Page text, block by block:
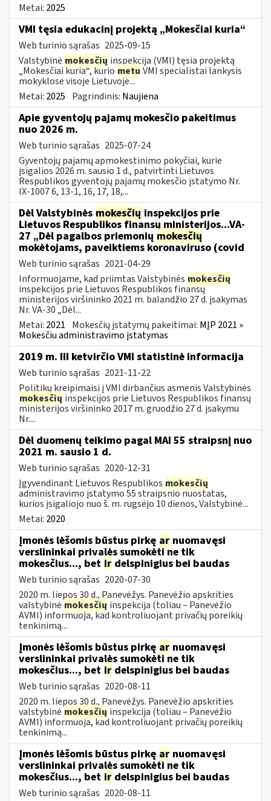
Metai: 2025
VMI tęsia edukacinį projektą „Mokesčiai kuria“
Web turinio sąrašas 2025-09-15
Valstybinė mokesčių inspekcija (VMI) tęsia projektą
„Mokesčiai kuria“, kurio metu VMI specialistai lankysis
mokyklose visoje Lietuvoje...
Metai: 2025 Pagrindinis: Naujiena
Apie gyventojų pajamų mokesčio pakeitimus
nuo 2026 m.
Web turinio sąrašas 2025-07-24
Gyventojų pajamų apmokestinimo pokyčiai, kurie
įsigalios 2026 m. sausio 1 d., patvirtinti Lietuvos
Respublikos gyventojų pajamų mokesčio įstatymo Nr.
IX-1007 6, 13-1, 16, 17, 18,...
Dėl Valstybinės mokesčių inspekcijos prie
Lietuvos Respublikos finansų ministerijos...VA-
27 „Dėl pagalbos priemonių mokesčių
mokėtojams, paveiktiems koronaviruso (covid
Web turinio sąrašas 2021-04-29
Informuojame, kad priimtas Valstybinės mokesčių
inspekcijos prie Lietuvos Respublikos finansų
ministerijos viršininko 2021 m. balandžio 27 d. įsakymas
Nr. VA-30 „Dėl...
Metai: 2021 Mokesčių įstatymų pakeitimai: MĮP 2021 »
Mokesčiu administravimo įstatymas
2019 m. III ketvirčio VMI statistinė informacija
Web turinio sąrašas 2021-11-22
Politikų kreipimaisi į VMI dirbančius asmenis Valstybinės
mokesčių inspekcijos prie Lietuvos Respublikos finansų
ministerijos viršininko 2017 m. gruodžio 27 d. įsakymu
Nr....
Dėl duomenų teikimo pagal MAI 55 straipsnį nuo
2021 m. sausio 1 d.
Web turinio sąrašas 2020-12-31
Įgyvendinant Lietuvos Respublikos mokesčių
administravimo įstatymo 55 straipsnio nuostatas,
kurios įsigaliojo nuo š. m. rugsėjo 10 dienos, Valstybinė...
Metai: 2020
Įmonės lėšomis būstus pirkę ar nuomavęsi
verslininkai privalės sumokėti ne tik
mokesčius..., bet ir delspinigius bei baudas
Web turinio sąrašas 2020-07-30
2020 m. liepos 30 d., Panevėžys. Panevėžio apskrities
valstybinė mokesčių inspekcija (toliau – Panevėžio
AVMI) informuoja, kad kontroliuojant privačių poreikių
tenkinimą...
Įmonės lėšomis būstus pirkę ar nuomavęsi
verslininkai privalės sumokėti ne tik
mokesčius..., bet ir delspinigius bei baudas
Web turinio sąrašas 2020-08-11
2020 m. liepos 30 d., Panevėžys. Panevėžio apskrities
valstybinė mokesčių inspekcija (toliau – Panevėžio
AVMI) informuoja, kad kontroliuojant privačių poreikių
tenkinimą...
Įmonės lėšomis būstus pirkę ar nuomavęsi
verslininkai privalės sumokėti ne tik
mokesčius..., bet ir delspinigius bei baudas
Web turinio sąrašas 2020-08-11